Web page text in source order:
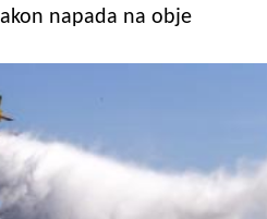
napada na obje